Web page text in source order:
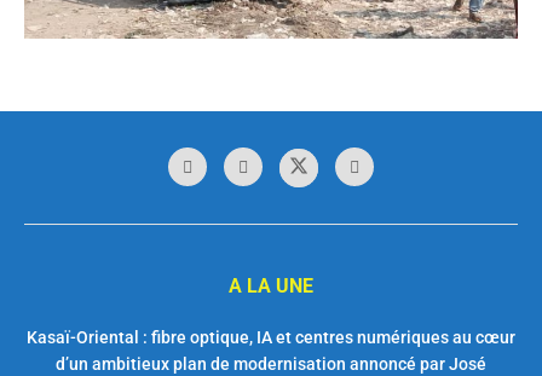
A LA UNE
Kasaï-Oriental : fibre optique, IA et centres numériques au cœur
d’un ambitieux plan de modernisation annoncé par José